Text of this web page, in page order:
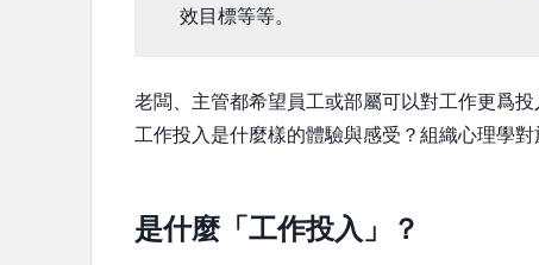
效目標等等。
老闆、主管都希望員工或部屬可以對工作更爲
工作投入是什麼樣的體驗與感受？組織心理學
是什麼「工作投入」？